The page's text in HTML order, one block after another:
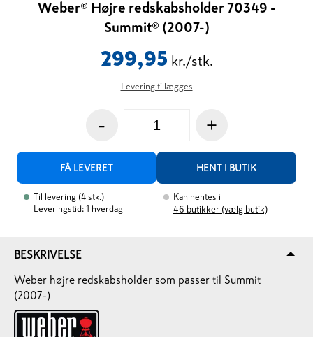
Weber® Højre redskabsholder 70349 -
Summit® (2007-)
299,95 kr./stk.
Levering tillægges
- +
FÅ LEVERET HENT I BUTIK
Til levering (4 stk.)
Leveringstid: 1 hverdag
Kan hentes i
46 butikker (vælg butik)
BESKRIVELSE
Weber højre redskabsholder som passer til Summit
(2007-)